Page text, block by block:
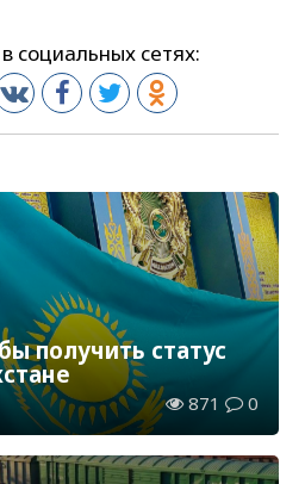
социальных сетях:
получить статус
871 0